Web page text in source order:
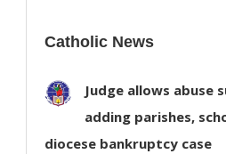
Catholic News
Judge allows abuse
adding parishes,
diocese bankruptcy case